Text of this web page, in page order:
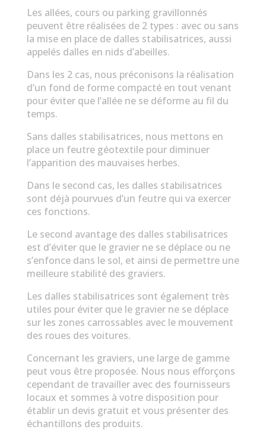
Les allées, cours ou parking gravillonnés
peuvent être réalisées de 2 types : avec ou sans
la mise en place de dalles stabilisatrices, aussi
appelés dalles en nids d’abeilles.
Dans les 2 cas, nous préconisons la réalisation
d’un fond de forme compacté en tout venant
pour éviter que l’allée ne se déforme au fil du
temps.
Sans dalles stabilisatrices, nous mettons en
place un feutre géotextile pour diminuer
l’apparition des mauvaises herbes.
Dans le second cas, les dalles stabilisatrices
sont déjà pourvues d’un feutre qui va exercer
ces fonctions.
Le second avantage des dalles stabilisatrices
est d’éviter que le gravier ne se déplace ou ne
s’enfonce dans le sol, et ainsi de permettre une
meilleure stabilité des graviers.
Les dalles stabilisatrices sont également très
utiles pour éviter que le gravier ne se déplace
sur les zones carrossables avec le mouvement
des roues des voitures.
Concernant les graviers, une large de gamme
peut vous être proposée. Nous nous efforçons
cependant de travailler avec des fournisseurs
locaux et sommes à votre disposition pour
établir un devis gratuit et vous présenter des
échantillons des produits.